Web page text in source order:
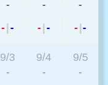
-
-|-
-
-|-
-
-|-
9/3
-
9/4
-
9/5
-